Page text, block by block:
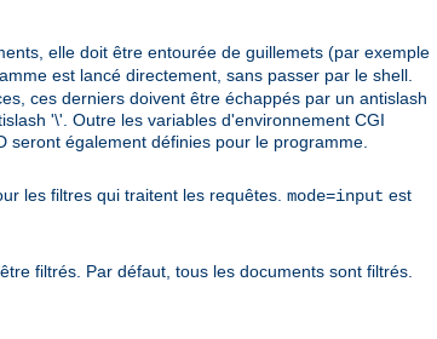
elle doit être entourée de guillemets (par exemple
est lancé directement, sans passer par le shell.
ces derniers doivent être échappés par un antislash
'\'. Outre les variables d'environnement CGI
seront également définies pour le programme.
les filtres qui traitent les requêtes. mode=input est
filtrés. Par défaut, tous les documents sont filtrés.